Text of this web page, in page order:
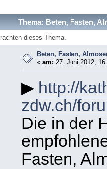
Thema: Beten, Fasten,
dieses Thema.
Beten, Fasten,
«am: 27. Juni 2012,
▶ http://
zdw.ch/
Die in der
Fasten,